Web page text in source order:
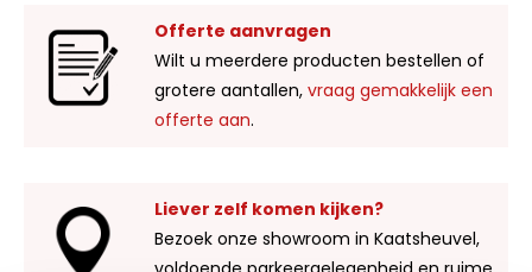
Offerte aanvragen
Wilt u meerdere producten bestellen of
grotere aantallen, vraag gemakkelijk een
offerte aan.
Liever zelf komen kijken?
Bezoek onze showroom in Kaatsheuvel,